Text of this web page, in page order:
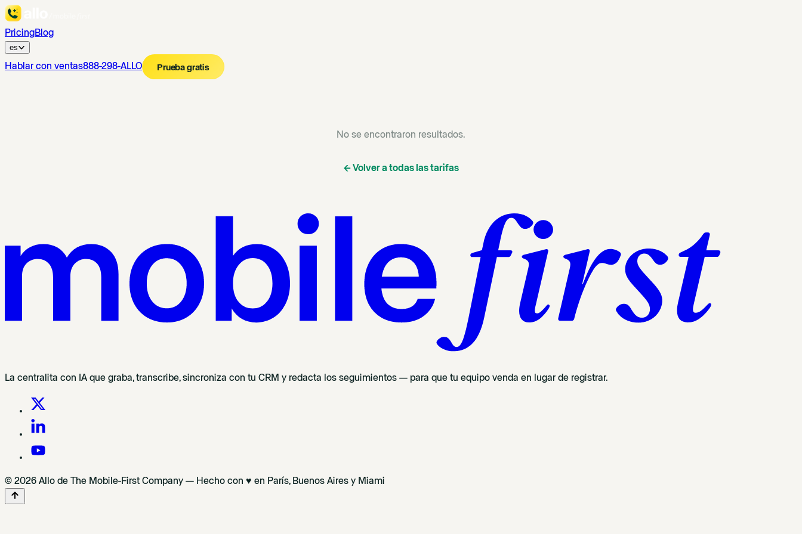
PricingBlog
es
Hablar con ventas888-298-ALLO Prueba gratis
No se encontraron resultados.
←Volver a todas las tarifas
La centralita con IA que graba, transcribe, sincroniza con tu CRM y redacta los seguimientos — para que tu equipo venda en lugar de registrar.
© 2026 Allo de The Mobile-First Company — Hecho con ♥ en París, Buenos Aires y Miami